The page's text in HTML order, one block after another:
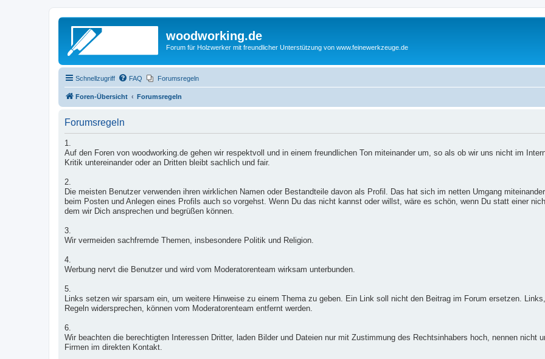
woodworking.de
Forum für Holzwerker mit freundlicher Unterstützung von www.feinewerkzeuge.de
Schnellzugriff FAQ Forumsregeln
Foren-Übersicht Forumsregeln
Forumsregeln
1.
Auf den Foren von woodworking.de gehen wir respektvoll und in einem freundlichen Ton miteinander um, so als ob wir uns nicht im
Kritik untereinander oder an Dritten bleibt sachlich und fair.
2.
Die meisten Benutzer verwenden ihren wirklichen Namen oder Bestandteile davon als Profil. Das hat sich im netten Umgang
beim Posten und Anlegen eines Profils auch so vorgehst. Wenn Du das nicht kannst oder willst, wäre es schön, wenn Du statt einer
dem wir Dich ansprechen und begrüßen können.
3.
Wir vermeiden sachfremde Themen, insbesondere Politik und Religion.
4.
Werbung nervt die Benutzer und wird vom Moderatorenteam wirksam unterbunden.
5.
Links setzen wir sparsam ein, um weitere Hinweise zu einem Thema zu geben. Ein Link soll nicht den Beitrag im Forum ersetzen.
Regeln widersprechen, können vom Moderatorenteam entfernt werden.
6.
Wir beachten die berechtigten Interessen Dritter, laden Bilder und Dateien nur mit Zustimmung des Rechtsinhabers hoch, nennen nicht
Firmen im direkten Kontakt.